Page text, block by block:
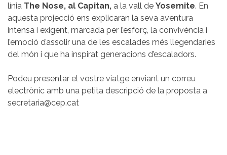
línia The Nose, al Capitan, a la vall de Yosemite. En
aquesta projecció ens explicaran la seva aventura
intensa i exigent, marcada per l’esforç, la convivència i
l’emoció d’assolir una de les escalades més llegendaries
del món i que ha inspirat generacions d’escaladors.
Podeu presentar el vostre viatge enviant un correu
electrònic amb una petita descripció de la proposta a
secretaria@cep.cat